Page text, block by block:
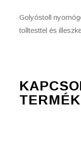
Golyóstoll
tolltesttel és